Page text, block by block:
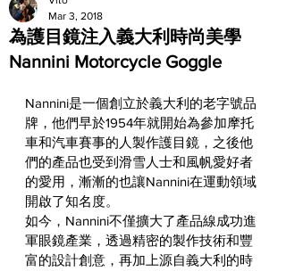
為護目鏡注入義大利時尚美學
Nannini Motorcycle Goggle
Mar 3, 2018
Nannini是一個創立於義大利的老字號品
牌，他們早於1954年就開始為參加摩托
車和汽車賽事的人製作護目鏡，之後他
們的產品也受到滑雪人士和風帆愛好者
的愛用，漸漸的也讓Nannini在運動領域
開啟了知名度。
如今，Nannini不僅擴大了產品線成功進
軍眼鏡產業，透過精密的製作技術和豐
富的設計創意，再加上源自義大利的時